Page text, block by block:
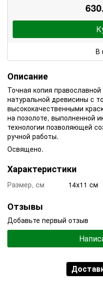
В
Описание
Точная копия
натуральной древисины с
высококачественными
на позолоте, выполненной
технологии позволяющей
ручной работы.
Освящено.
Характеристики
Размер, см 14х11 см
Отзывы
Добавьте первый отзыв